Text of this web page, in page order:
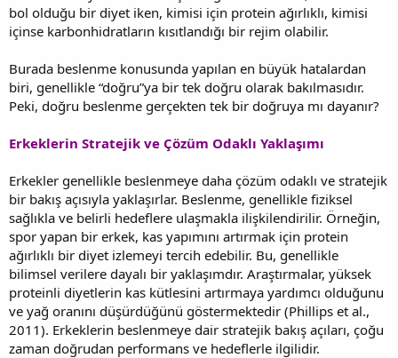
bol olduğu bir diyet iken, kimisi için protein ağırlıklı, kimisi
içinse karbonhidratların kısıtlandığı bir rejim olabilir.
Burada beslenme konusunda yapılan en büyük hatalardan
biri, genellikle “doğru”ya bir tek doğru olarak bakılmasıdır.
Peki, doğru beslenme gerçekten tek bir doğruya mı dayanır?
Erkeklerin Stratejik ve Çözüm Odaklı Yaklaşımı
Erkekler genellikle beslenmeye daha çözüm odaklı ve stratejik
bir bakış açısıyla yaklaşırlar. Beslenme, genellikle fiziksel
sağlıkla ve belirli hedeflere ulaşmakla ilişkilendirilir. Örneğin,
spor yapan bir erkek, kas yapımını artırmak için protein
ağırlıklı bir diyet izlemeyi tercih edebilir. Bu, genellikle
bilimsel verilere dayalı bir yaklaşımdır. Araştırmalar, yüksek
proteinli diyetlerin kas kütlesini artırmaya yardımcı olduğunu
ve yağ oranını düşürdüğünü göstermektedir (Phillips et al.,
2011). Erkeklerin beslenmeye dair stratejik bakış açıları, çoğu
zaman doğrudan performans ve hedeflerle ilgilidir.